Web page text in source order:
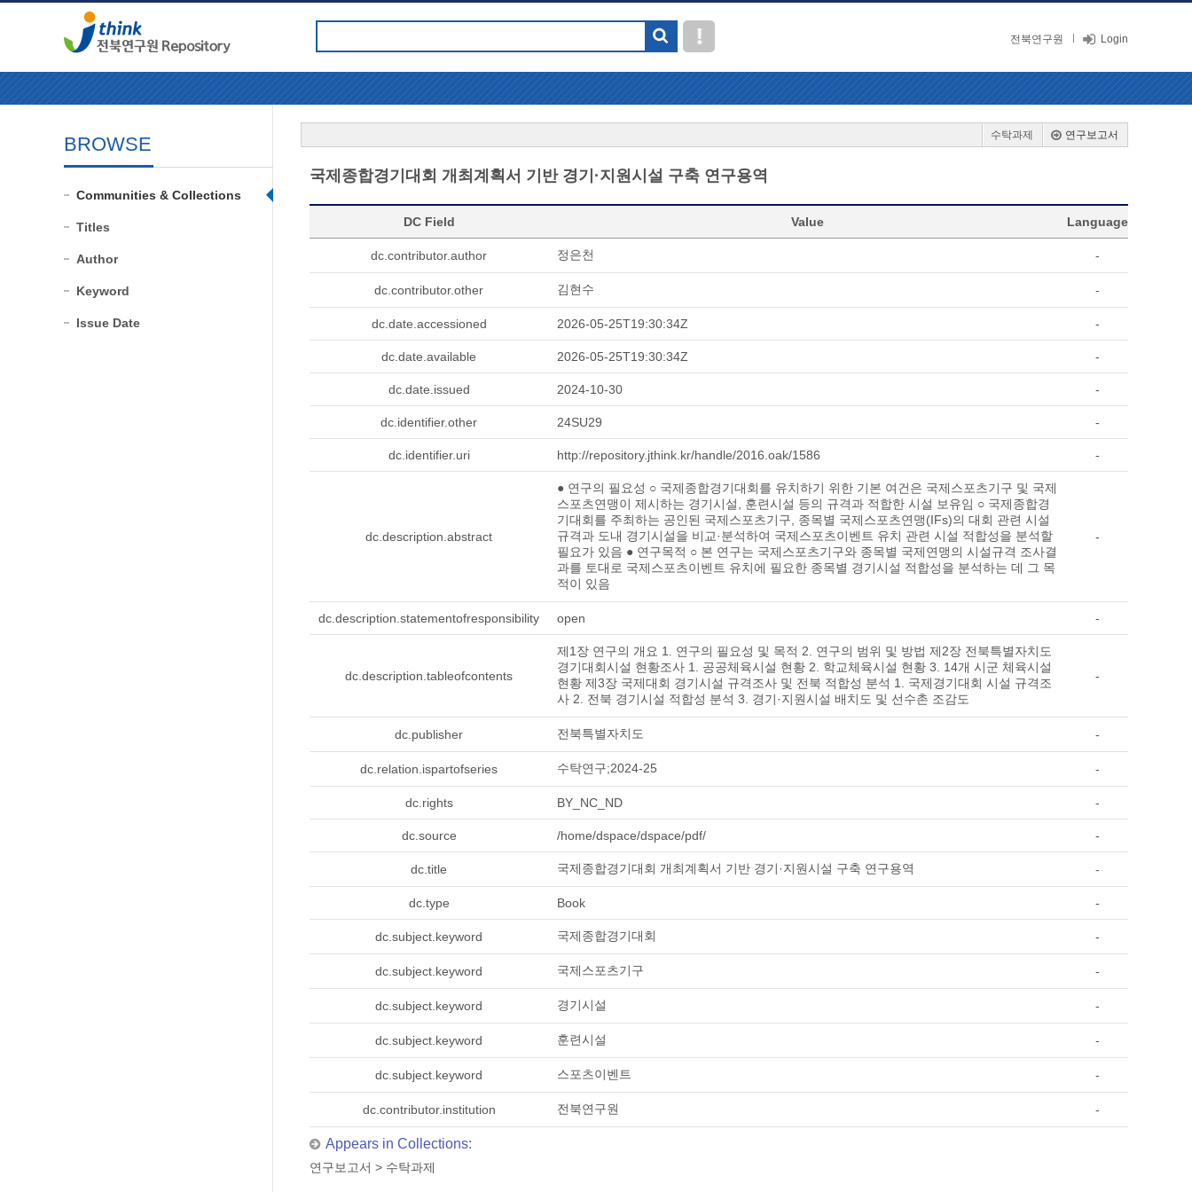
전북연구원 Login
BROWSE
Communities & Collections
Titles
Author
Keyword
Issue Date
수탁과제 연구보고서
국제종합경기대회 개최계획서 기반 경기·지원시설 구축 연구용역
DC Field Value Language
dc.contributor.author 정은천 -
dc.contributor.other 김현수 -
dc.date.accessioned 2026-05-25T19:30:34Z -
dc.date.available 2026-05-25T19:30:34Z -
dc.date.issued 2024-10-30 -
dc.identifier.other 24SU29 -
dc.identifier.uri http://repository.jthink.kr/handle/2016.oak/1586 -
dc.description.abstract
● 연구의 필요성 ○ 국제종합경기대회를 유치하기 위한 기본 여건은 국제스포츠기구 및 국제
스포츠연맹이 제시하는 경기시설, 훈련시설 등의 규격과 적합한 시설 보유임 ○ 국제종합경
기대회를 주최하는 공인된 국제스포츠기구, 종목별 국제스포츠연맹(IFs)의 대회 관련 시설
규격과 도내 경기시설을 비교·분석하여 국제스포츠이벤트 유치 관련 시설 적합성을 분석할
필요가 있음 ● 연구목적 ○ 본 연구는 국제스포츠기구와 종목별 국제연맹의 시설규격 조사결
과를 토대로 국제스포츠이벤트 유치에 필요한 종목별 경기시설 적합성을 분석하는 데 그 목
적이 있음
-
dc.description.statementofresponsibility open -
dc.description.tableofcontents
제1장 연구의 개요 1. 연구의 필요성 및 목적 2. 연구의 범위 및 방법 제2장 전북특별자치도
경기대회시설 현황조사 1. 공공체육시설 현황 2. 학교체육시설 현황 3. 14개 시군 체육시설
현황 제3장 국제대회 경기시설 규격조사 및 전북 적합성 분석 1. 국제경기대회 시설 규격조
사 2. 전북 경기시설 적합성 분석 3. 경기·지원시설 배치도 및 선수촌 조감도
-
dc.publisher 전북특별자치도 -
dc.relation.ispartofseries 수탁연구;2024-25 -
dc.rights BY_NC_ND -
dc.source /home/dspace/dspace/pdf/ -
dc.title 국제종합경기대회 개최계획서 기반 경기·지원시설 구축 연구용역 -
dc.type Book -
dc.subject.keyword 국제종합경기대회 -
dc.subject.keyword 국제스포츠기구 -
dc.subject.keyword 경기시설 -
dc.subject.keyword 훈련시설 -
dc.subject.keyword 스포츠이벤트 -
dc.contributor.institution 전북연구원 -
Appears in Collections:
연구보고서 > 수탁과제